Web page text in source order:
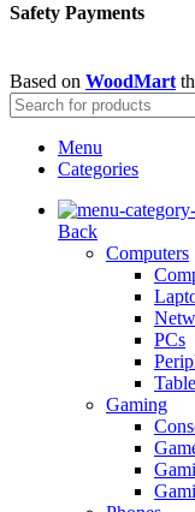
Safety Payments
Based on WoodMart
Menu
Categories
Back
Computers
PCs
Gaming